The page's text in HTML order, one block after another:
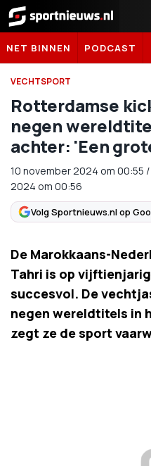
Sportnieuws.nl
NET BINNEN PODCAST
VECHTSPORT
Rotterdamse
negen
achter: 'Een
10 november 2024 om 00:55 /
2024 om 00:56
Volg Sportnieuws.nl op
De Marokkaans-
Tahri is op
succesvol. De
negen wereldtitels in
zegt ze de sport